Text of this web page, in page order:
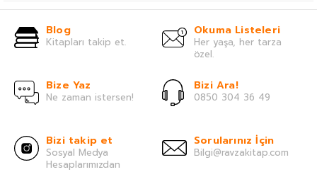
Blog
Kitapları takip et.
Okuma Listeleri
Her yaşa, her tarza
özel.
Bize Yaz
Ne zaman istersen!
Bizi Ara!
0850 304 36 49
Bizi takip et
Sosyal Medya
Hesaplarımızdan
Sorularınız İçin
Bilgi@ravzakitap.com